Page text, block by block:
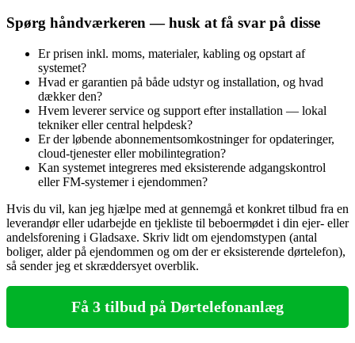
Spørg håndværkeren — husk at få svar på disse
Er prisen inkl. moms, materialer, kabling og opstart af
systemet?
Hvad er garantien på både udstyr og installation, og hvad
dækker den?
Hvem leverer service og support efter installation — lokal
tekniker eller central helpdesk?
Er der løbende abonnementsomkostninger for opdateringer,
cloud-tjenester eller mobilintegration?
Kan systemet integreres med eksisterende adgangskontrol
eller FM‑systemer i ejendommen?
Hvis du vil, kan jeg hjælpe med at gennemgå et konkret tilbud fra en
leverandør eller udarbejde en tjekliste til beboermødet i din ejer- eller
andelsforening i Gladsaxe. Skriv lidt om ejendomstypen (antal
boliger, alder på ejendommen og om der er eksisterende dørtelefon),
så sender jeg et skræddersyet overblik.
Få 3 tilbud på Dørtelefonanlæg